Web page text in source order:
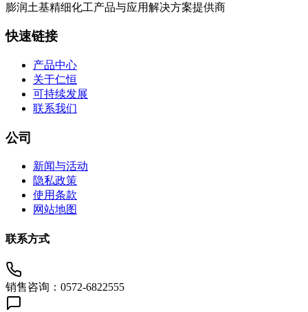
膨润土基精细化工产品与应用解决方案提供商
快速链接
产品中心
关于仁恒
可持续发展
联系我们
公司
新闻与活动
隐私政策
使用条款
网站地图
联系方式
销售咨询：0572-6822555